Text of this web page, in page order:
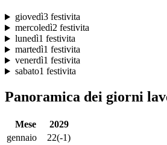
giovedì3 festivita
mercoledì2 festivita
lunedì1 festivita
martedì1 festivita
venerdì1 festivita
sabato1 festivita
Panoramica dei giorni
Mese
2029
gennaio
22(-1)